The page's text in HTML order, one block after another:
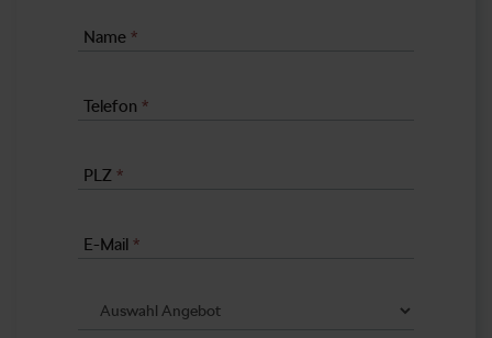
Name *
Telefon *
PLZ *
E-Mail *